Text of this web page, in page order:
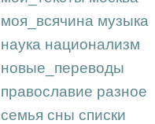
моя_всячина музыка
наука национализм
новые_переводы
православие разное
семья сны списки